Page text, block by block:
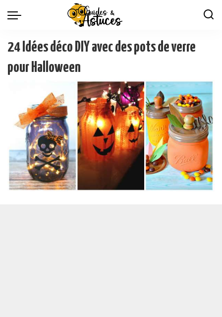
24 Idées déco DIY avec des pots de verre
pour Halloween